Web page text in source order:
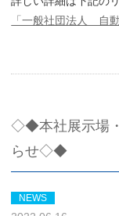
「一般社団法人 自
◇◆本社展示場
らせ◇◆
NEWS